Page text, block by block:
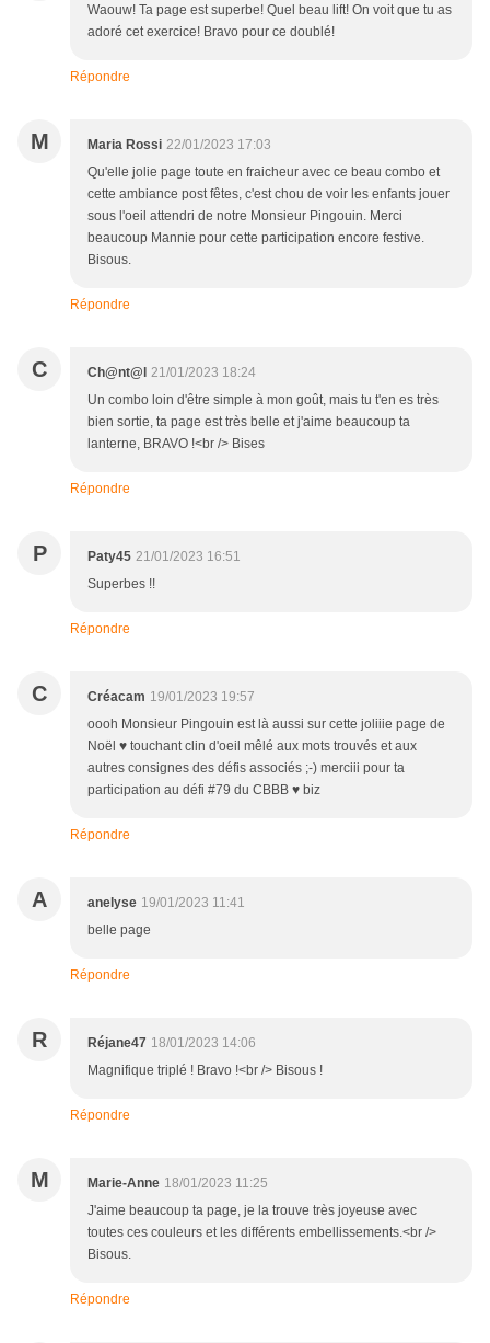
Waouw! Ta page est superbe! Quel beau lift! On voit que tu as
adoré cet exercice! Bravo pour ce doublé!
Répondre
M Maria Rossi 22/01/2023 17:03
Qu'elle jolie page toute en fraicheur avec ce beau combo et
cette ambiance post fêtes, c'est chou de voir les enfants jouer
sous l'oeil attendri de notre Monsieur Pingouin. Merci
beaucoup Mannie pour cette participation encore festive.
Bisous.
Répondre
C Ch@nt@l 21/01/2023 18:24
Un combo loin d'être simple à mon goût, mais tu t'en es très
bien sortie, ta page est très belle et j'aime beaucoup ta
lanterne, BRAVO !<br /> Bises
Répondre
P Paty45 21/01/2023 16:51
Superbes !!
Répondre
C Créacam 19/01/2023 19:57
oooh Monsieur Pingouin est là aussi sur cette joliiie page de
Noël ♥ touchant clin d'oeil mêlé aux mots trouvés et aux
autres consignes des défis associés ;-) merciii pour ta
participation au défi #79 du CBBB ♥ biz
Répondre
A anelyse 19/01/2023 11:41
belle page
Répondre
R Réjane47 18/01/2023 14:06
Magnifique triplé ! Bravo !<br /> Bisous !
Répondre
M Marie-Anne 18/01/2023 11:25
J'aime beaucoup ta page, je la trouve très joyeuse avec
toutes ces couleurs et les différents embellissements.<br />
Bisous.
Répondre